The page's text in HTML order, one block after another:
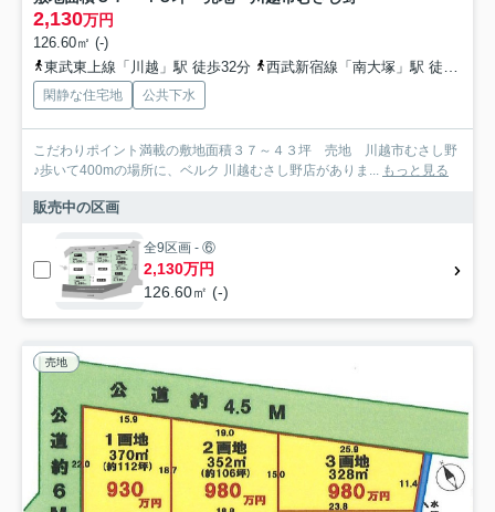
2,130万円
126.60㎡ (-)
東武東上線「川越」駅 徒歩32分
西武新宿線「南大塚」駅 徒歩18分
閑静な住宅地 公共下水
こだわりポイント満載の敷地面積３７～４３坪 売地 川越市むさし野
♪歩いて400mの場所に、ベルク 川越むさし野店がありま...
もっと見る
販売中の区画
全9区画 - ⑥
2,130万円
126.60㎡ (-)
売地